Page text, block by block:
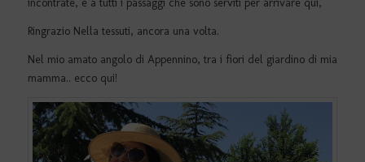
incontrate, e a tutti i passaggi che sono serviti per arrivare qui,
Ringrazio Nella tessuti, ancora una volta.
Nel mio amato angolo di Appennino, tra i fiori del giardino di mia
mamma.. ecco qui!